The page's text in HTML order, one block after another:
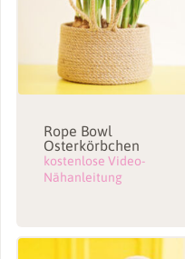
Rope Bowl
Osterkörbchen
kostenlose Video-
Nähanleitung